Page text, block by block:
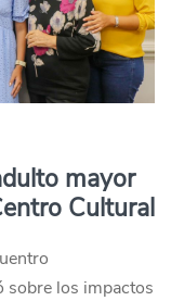
mayor
Cultural
sobre los impactos